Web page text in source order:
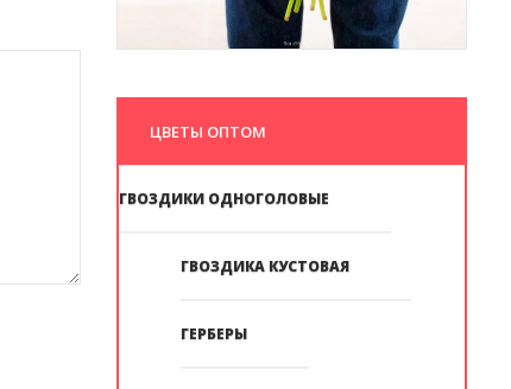
ЦВЕТЫ ОПТОМ
ГВОЗДИКИ ОДНОГОЛОВЫЕ
ГВОЗДИКА КУСТОВАЯ
ГЕРБЕРЫ